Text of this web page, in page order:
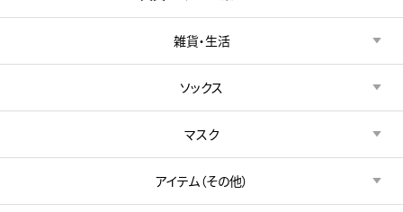
雑貨・生活
ソックス
マスク
アイテム（その他）